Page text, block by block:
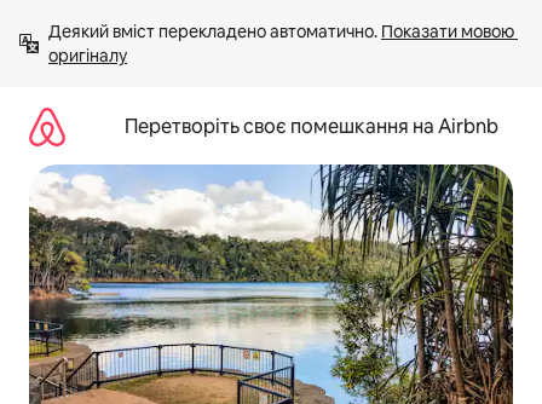
вмісту
Деякий вміст перекладено автоматично. Показати мовою
оригіналу
Перетворіть своє помешкання на Airbnb